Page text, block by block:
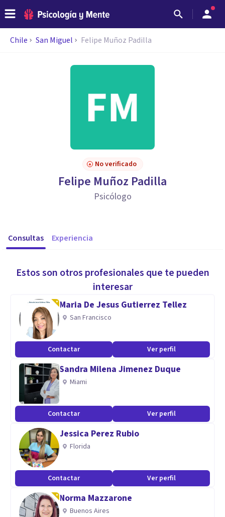
Chile San Miguel Felipe Muñoz Padilla
No verificado
Felipe Muñoz Padilla
Psicólogo
Consultas Experiencia
Estos son otros profesionales que te pueden
interesar
Maria De Jesus Gutierrez Tellez
San Francisco
Contactar Ver perfil
Sandra Milena Jimenez Duque
Miami
Contactar Ver perfil
Jessica Perez Rubio
Florida
Contactar Ver perfil
Norma Mazzarone
Buenos Aires